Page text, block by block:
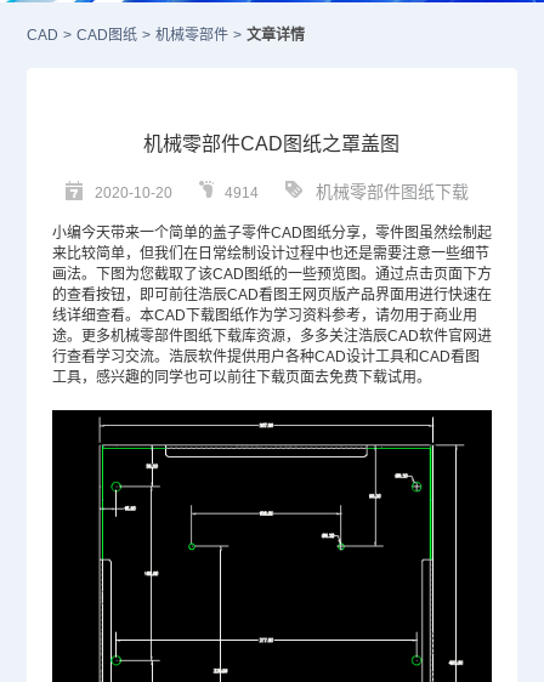
CAD > CAD图纸 > 机械零部件 > 文章详情
机械零部件CAD图纸之罩盖图
2020-10-20 4914 机械零部件图纸下载
小编今天带来一个简单的盖子零件CAD图纸分享，零件图虽然绘制起
来比较简单，但我们在日常绘制设计过程中也还是需要注意一些细节
画法。下图为您截取了该CAD 图纸的一些预览图。通过点击页面下方
的查看按钮，即可前往浩辰CAD看图王网页版产品界面用进行快速在
线详细查看。本CAD下载图纸作为学习资料参考，请勿用于商业用
途。更多机械零部件图纸下载库资源，多多关注浩辰CAD软件官网进
行查看学习交流。浩辰软件提供用户各种CAD设计工具和CAD看图
工具，感兴趣的同学也可以前往下载页面去免费下载试用。